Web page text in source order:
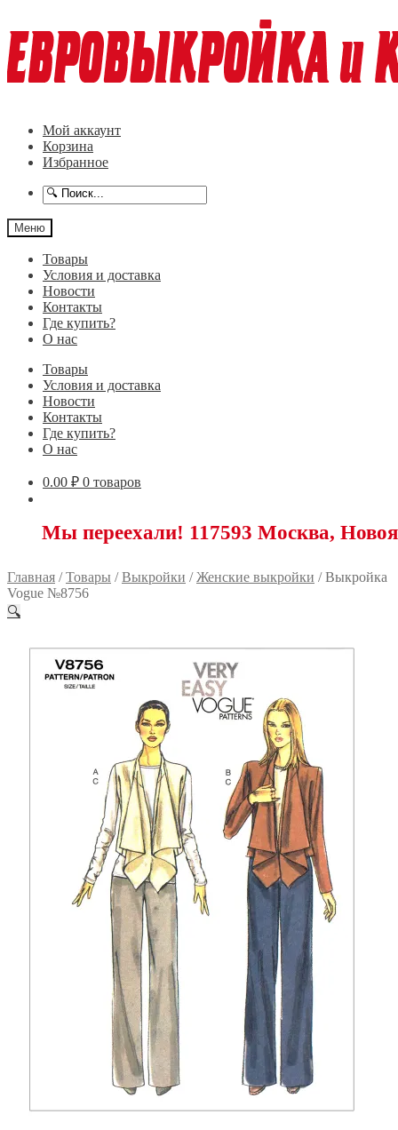
к
навигации
к
содержимому
Мой аккаунт
Корзина
Избранное
Меню
Товары
Условия и доставка
Новости
Контакты
Где купить?
О нас
Товары
Условия и доставка
Новости
Контакты
Где купить?
О нас
0.00 ₽ 0 товаров
117593 Москва,
Главная /Товары /Выкройки /Женские выкройки /Выкройка
Vogue №8756
🔍